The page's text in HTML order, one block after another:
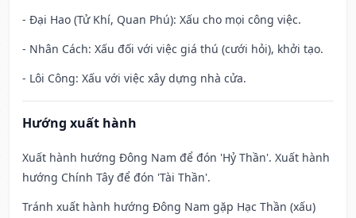
- Đại Hao (Tử Khí, Quan Phú): Xấu cho mọi công việc.
- Nhân Cách: Xấu đối với việc giá thú (cưới hỏi), khởi tạo.
- Lôi Công: Xấu với việc xây dựng nhà cửa.
Hướng xuất hành
Xuất hành hướng Đông Nam để đón 'Hỷ Thần'. Xuất hành
hướng Chính Tây để đón 'Tài Thần'.
Tránh xuất hành hướng Đông Nam gặp Hạc Thần (xấu)